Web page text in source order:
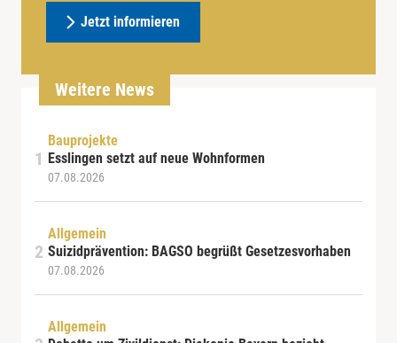
Jetzt informieren
Weitere News
Bauprojekte
Esslingen setzt auf neue Wohnformen
07.08.2026
Allgemein
Suizidprävention: BAGSO begrüßt Gesetzesvorhaben
07.08.2026
Allgemein